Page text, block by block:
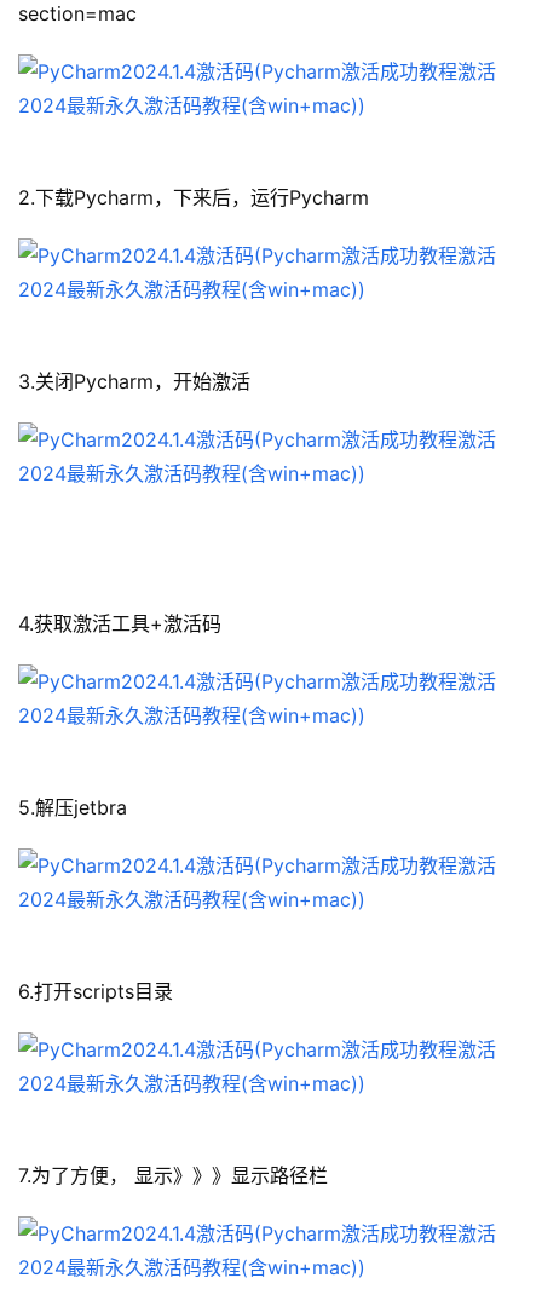
section=mac
2.下载Pycharm，下来后，运行Pycharm
3.关闭Pycharm，开始激活
4.获取激活工具+激活码
5.解压jetbra
6.打开scripts目录
7.为了方便， 显示》》》显示路径栏